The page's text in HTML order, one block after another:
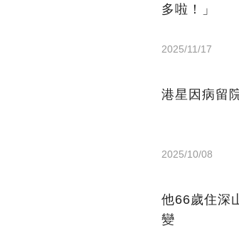
多啦！」
2025/11/17
港星因病留
2025/10/08
他66歲住深
變